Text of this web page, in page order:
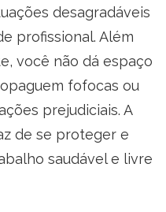
desagradáveis
profissional. Além
você não dá espaço
fofocas ou
prejudiciais. A
de se proteger e
saudável e livre